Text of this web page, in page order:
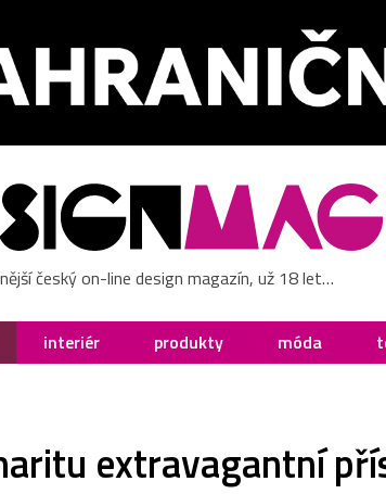
český on-line design magazín, už 18 let…
interiér produkty móda
extravagantní